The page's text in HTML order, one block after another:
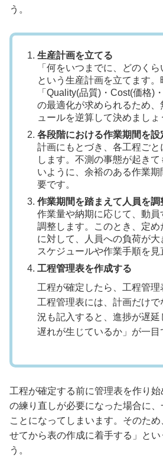
う。
生産計画を立てる
「何をいつまでに、どのくら
という生産計画を立てます
「Quality(品質)・Cost(価格)
の最適化が求められるため、
ュールを逆算して決めましょ
各段階における作業期間を設
計画にもとづき、各工程ごと
します。不測の事態が起き
いように、余裕のある作業
要です。
作業期間を踏まえて人員を調
作業量や納期に応じて、動員
調整します。このとき、定め
に対して、人員への負荷が
スケジュールや作業手順を見
工程管理表を作成する
工程が確定したら、工程管理
工程管理表には、計画だけ
況も記入すると、進捗が遅延
遅れが生じているか」が一目
工程が確定する前に管理表を作り
の練り直しが必要になった場合に
ことになってしまいます。そのた
せてから表の作成に着手する」とい
う。